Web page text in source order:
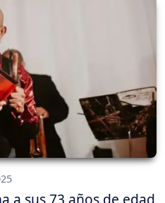
a sus 73 años de edad